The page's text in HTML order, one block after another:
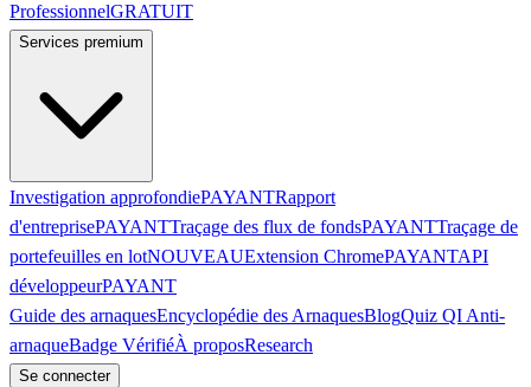
ProfessionnelGRATUIT
Services premium
Investigation approfondiePAYANTRapport
d'entreprisePAYANTTraçage des flux de fondsPAYANTTraçage de
portefeuilles en lotNOUVEAUExtension ChromePAYANTAPI
développeurPAYANT
Guide des arnaquesEncyclopédie des ArnaquesBlogQuiz QI Anti-
arnaqueBadge VérifiéÀ proposResearch
Se connecter